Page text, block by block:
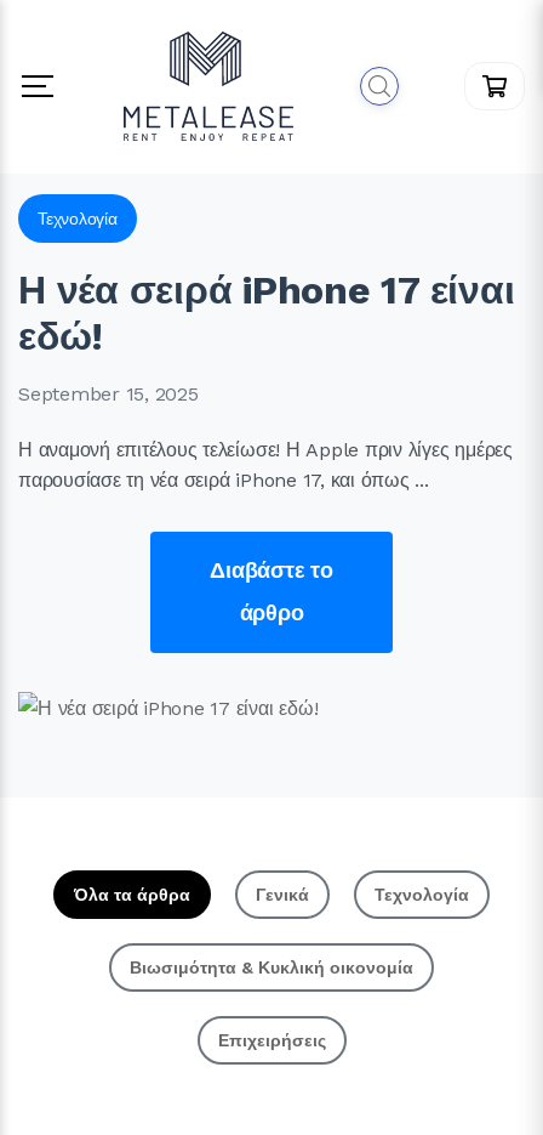
Τεχνολογία
Η νέα σειρά iPhone 17 είναι
εδώ!
September 15, 2025
Η αναμονή επιτέλους τελείωσε! Η Apple πριν λίγες ημέρες
παρουσίασε τη νέα σειρά iPhone 17, και όπως ...
Διαβάστε το
άρθρο
Όλα τα άρθρα Γενικά Τεχνολογία
Βιωσιμότητα & Κυκλική οικονομία
Επιχειρήσεις